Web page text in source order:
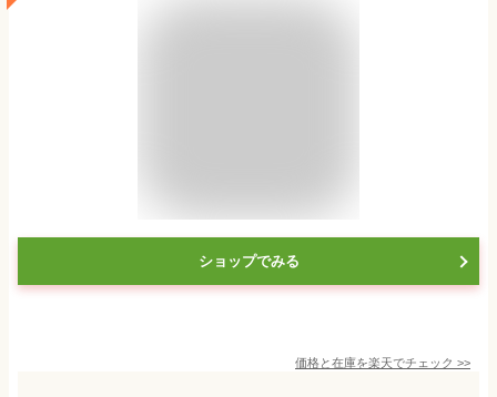
ショップでみる
価格と在庫を楽天でチェック >>